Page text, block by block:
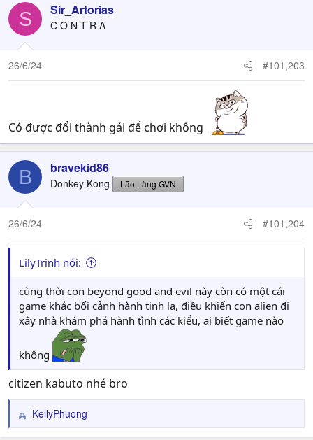
c
i
o
n
S Sir_Artorias
C O N T R A
26/6/24 #101,203
Có được đổi thành gái để chơi không
B bravekid86
Donkey Kong Lão Làng GVN
26/6/24 #101,204
LilyTrinh nói:
cùng thời con beyond good and evil này còn có một cái
game khác bối cảnh hành tinh lạ, điều khiển con alien đi
xây nhà khám phá hành tình các kiểu, ai biết game nào
không
citizen kabuto nhé bro
R
e
KellyPhuong